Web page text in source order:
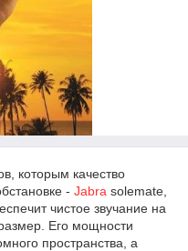
которым качество
- Jabra solemate,
чистое звучание на
Его мощности
пространства, а